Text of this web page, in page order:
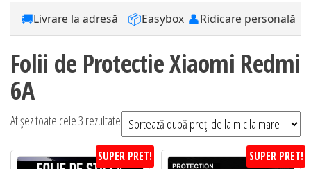
🚚Livrare la adresă 📦Easybox 👤Ridicare personală
Folii de Protectie Xiaomi Redmi
6A
Afișez toate cele 3 rezultate Sortat
după
preț:
SUPER PRET! SUPER PRET!